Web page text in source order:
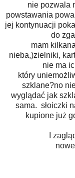
nie pozwala
powstawania
jej kontynuacji
do
mam
nieba,)zielniki,
nie ma
który
szklane?no
wyglądać jak
sama. słoiczki
kupione już
I